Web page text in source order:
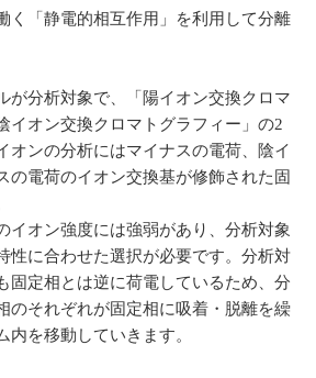
く「静電的相互作用」を利用して分離
が分析対象で、「陽イオン交換クロマ
イオン交換クロマトグラフィー」の2
オンの分析にはマイナスの電荷、陰イ
の電荷のイオン交換基が修飾された固
イオン強度には強弱があり、分析対象
性に合わせた選択が必要です。分析対
固定相とは逆に荷電しているため、分
のそれぞれが固定相に吸着・脱離を繰
内を移動していきます。